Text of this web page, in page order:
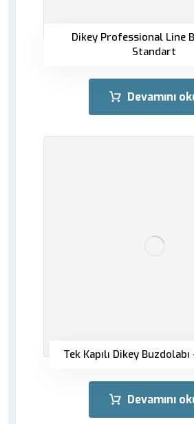
Dikey Professional Line
Standart
Devamını
Tek Kapılı Dikey
Devamını